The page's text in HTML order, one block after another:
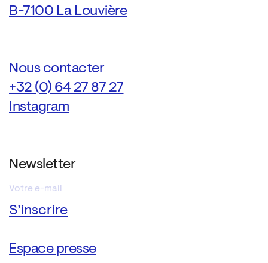
B-7100 La Louvière
Nous contacter
+32 (0) 64 27 87 27
Instagram
Newsletter
Espace presse